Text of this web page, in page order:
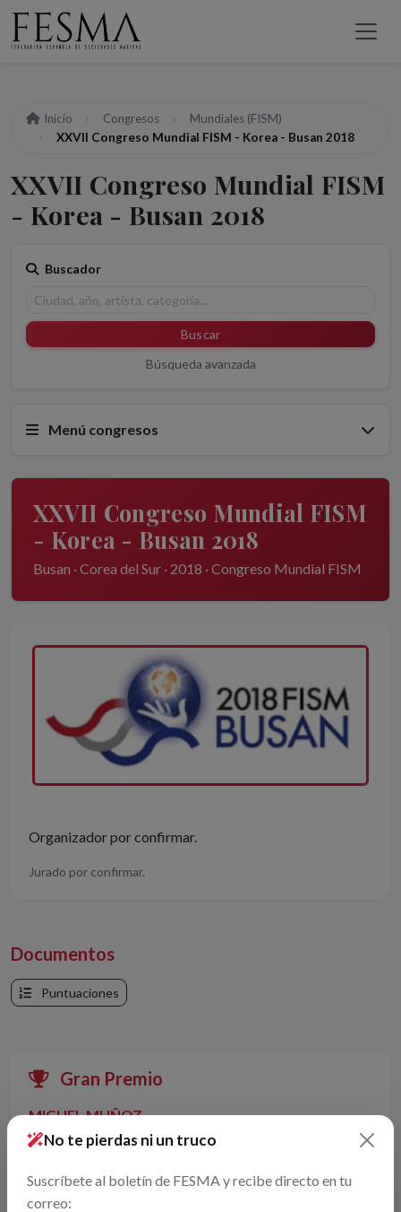
Inicio Congresos
Mundiales (FISM)
XXVII Congreso Mundial FISM - Korea - Busan 2018
XXVII Congreso Mundial FISM
- Korea - Busan 2018
Buscador
Buscar
Búsqueda avanzada
Menú congresos
XXVII Congreso Mundial FISM
- Korea - Busan 2018
Busan · Corea del Sur · 2018 · Congreso Mundial FISM
Organizador por confirmar.
Jurado por confirmar.
Documentos
Puntuaciones
Gran Premio
MIGUEL MUÑOZ
Premios por categorías
No te pierdas ni un truco
Suscríbete al boletín de FESMA y recibe directo en tu
correo: